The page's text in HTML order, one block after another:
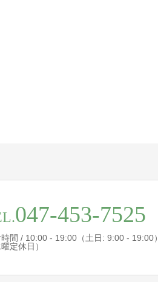
047-453-7525
間 / 10:00 - 19:00（土日: 9:00 - 19:00）
曜定休日）